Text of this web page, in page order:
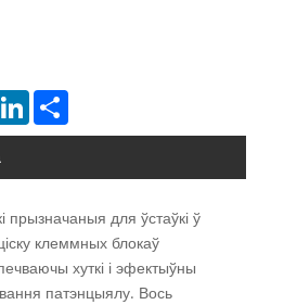
LinkedIn
для ўстаўкі ў
клеммных блокаў
хуткі і эфектыўны
патэнцыялу. Вось